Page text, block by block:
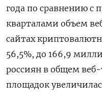
года по сравнению
кварталами объем
сайтах
56,5%, до 166,9
россиян в общем
площадок